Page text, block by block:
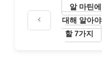
알 마틴에
대해 알아야
할 7가지